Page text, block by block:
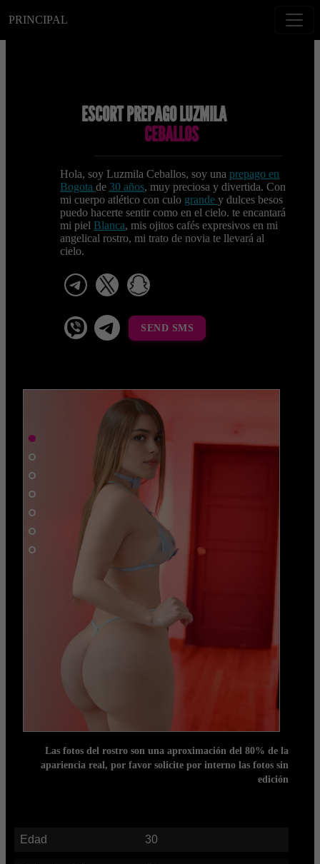
PRINCIPAL
ESCORT PREPAGO LUZMILA
CEBALLOS
Hola, soy Luzmila Ceballos, soy una prepago en
Bogota de 30 años, muy preciosa y divertida. Con
mi cuerpo atlético con culo grande y dulces besos
puedo hacerte sentir como en el cielo. te encantará
mi piel Blanca, mis ojitos cafés expresivos en mi
angelical rostro, mi trato de novia te llevará al
cielo.
telegram
viber Telegram La Celestina
SEND SMS
Las fotos del rostro son una aproximación del 80% de la
apariencia real, por favor solicite por interno las fotos sin
edición
Edad 30